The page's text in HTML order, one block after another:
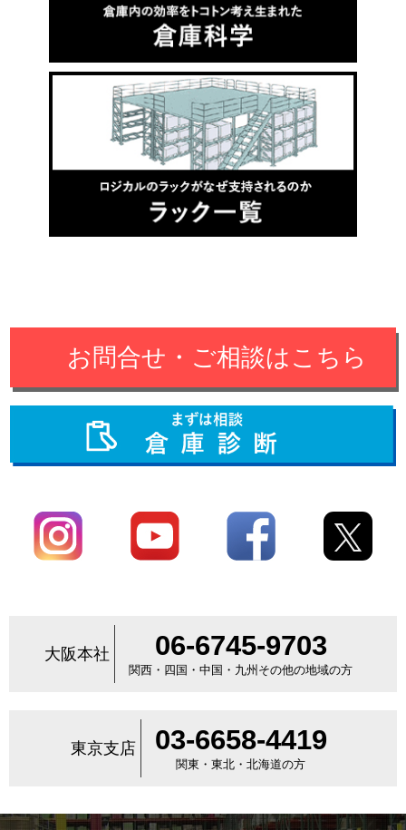
お問合せ・ご相談はこちら
大阪本社 06-6745-9703
関西・四国・中国・九州その他の地域の方
東京支店 03-6658-4419
関東・東北・北海道の方